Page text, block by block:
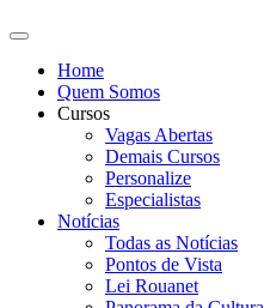
Home
Quem Somos
Cursos
Vagas Abertas
Demais Cursos
Personalize
Especialistas
Notícias
Todas as Notícias
Pontos de Vista
Lei Rouanet